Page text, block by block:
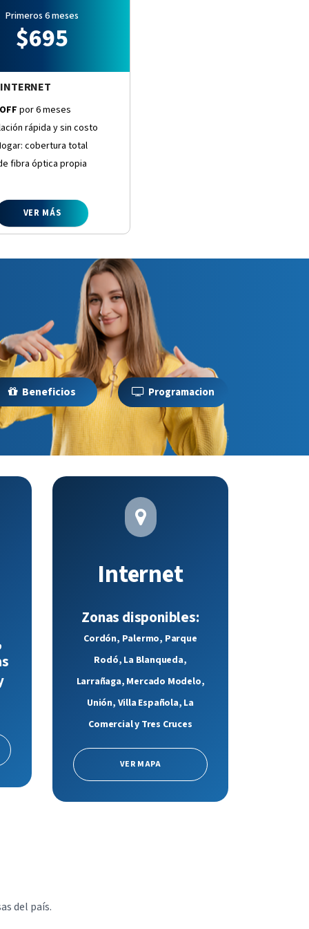
Primeros 6 meses
$695
por 6 meses
rápida y sin costo
cobertura total
fibra óptica propia
VER MÁS
Beneficios Programacion
Internet
Zonas disponibles:
Cordón, Palermo, Parque
Rodó, La Blanqueda,
Larrañaga, Mercado Modelo,
Unión, Villa Española, La
Comercial y Tres Cruces
VER MAPA
del país.